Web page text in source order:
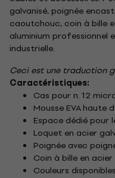
galvanisé, poignée
caoutchouc, coin à bille
aluminium professionnel
industrielle.
Ceci est une traduction
Caractéristiques:
Cas pour n. 12
Mousse EVA haute
Espace dédié pour
Loquet en acier
Poignée avec
Coin à bille en acier
Couleurs